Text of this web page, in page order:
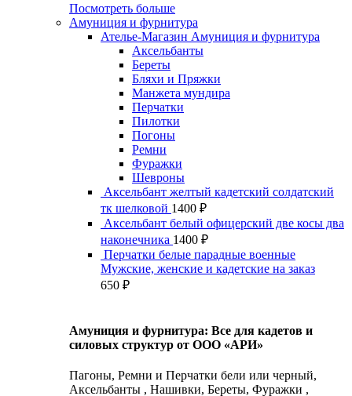
Посмотреть больше
Амуниция и фурнитура
Ателье-Магазин Амуниция и фурнитура
Аксельбанты
Береты
Бляхи и Пряжки
Манжета мундира
Перчатки
Пилотки
Погоны
Ремни
Фуражки
Шевроны
Аксельбант желтый кадетский солдатский
тк шелковой 1400 ₽
Аксельбант белый офицерский две косы два
наконечника 1400 ₽
Перчатки белые парадные военные
Мужские, женские и кадетские на заказ
650 ₽
Амуниция и фурнитура: Все для кадетов и
силовых структур от ООО «АРИ»
Пагоны, Ремни и Перчатки бели или черный,
Аксельбанты , Нашивки, Береты, Фуражки ,